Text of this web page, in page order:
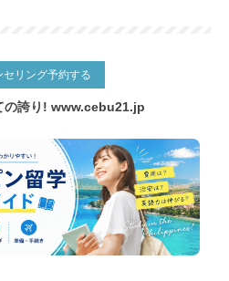
セリング予約する
の誇り! www.cebu21.jp